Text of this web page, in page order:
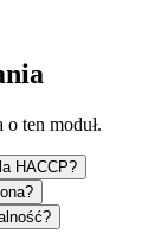
ten moduł.
HACCP?